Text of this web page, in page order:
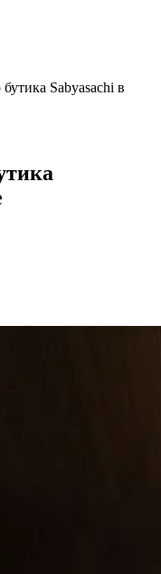
Sabyasachi в